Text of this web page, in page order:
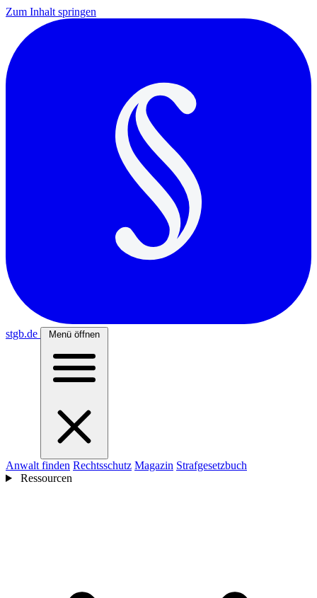
Zum Inhalt springen
stgb.de Menü öffnen
Anwalt finden Rechtsschutz Magazin Strafgesetzbuch
Ressourcen